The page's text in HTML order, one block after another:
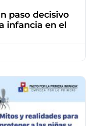
paso decisivo
infancia en el